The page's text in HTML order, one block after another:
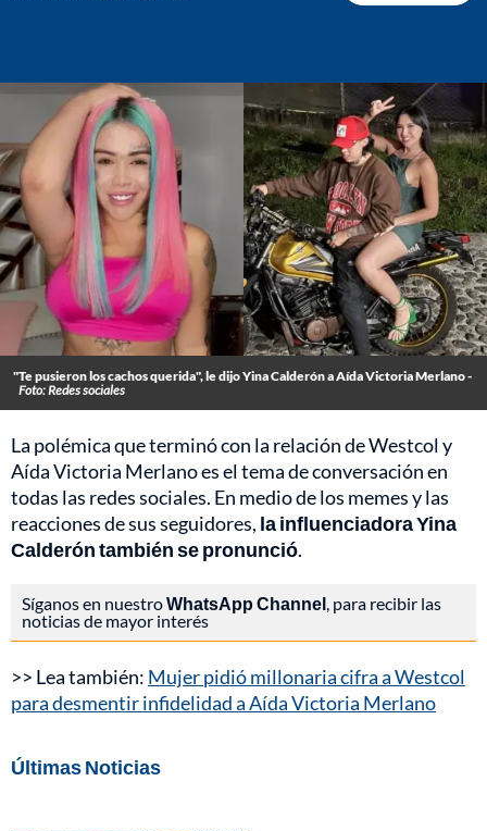
"Te pusieron los cachos querida", le dijo Yina Calderón a Aída Victoria Merlano -
Foto: Redes sociales
La polémica que terminó con la relación de Westcol y
Aída Victoria Merlano es el tema de conversación en
todas las redes sociales. En medio de los memes y las
reacciones de sus seguidores, la influenciadora Yina
Calderón también se pronunció.
Síganos en nuestroWhatsApp Channel, para recibir las
noticias de mayor interés
>> Lea también: Mujer pidió millonaria cifra a Westcol
para desmentir infidelidad a Aída Victoria Merlano
Últimas Noticias